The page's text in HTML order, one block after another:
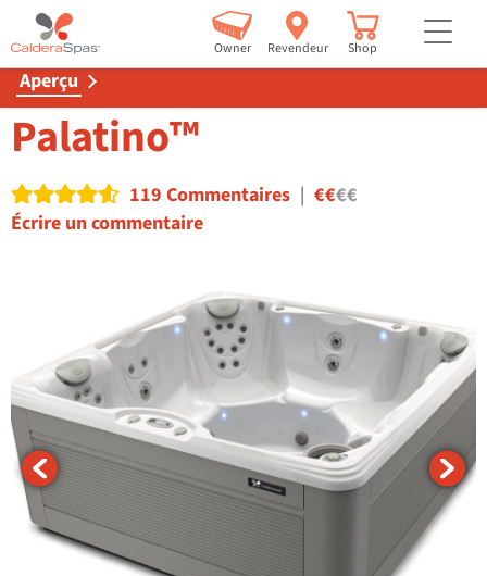
Owner Revendeur Shop
Accueil Serie Vacanza
Palatino
Aperçu
Palatino™
Read reviews 119 Commentaires | €€€€
Écrire un commentaire